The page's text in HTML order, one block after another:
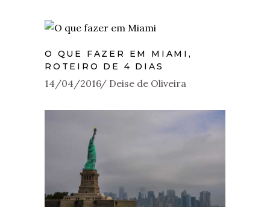
O QUE FAZER EM MIAMI,
ROTEIRO DE 4 DIAS
14/04/2016 Deise de Oliveira